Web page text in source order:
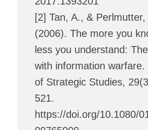
[2] Tan, A., & Perlmutter,
(2006). The more you
less you understand:
with information warfare.
of Strategic Studies,
521.
https://doi.org/10.1080/